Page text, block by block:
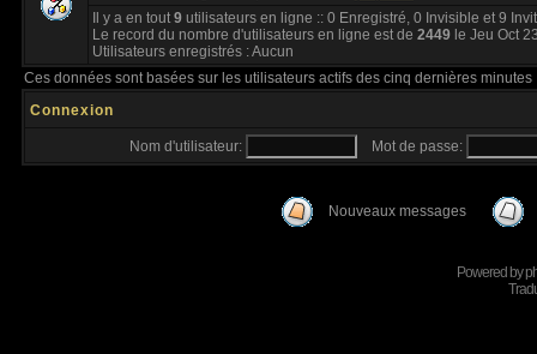
Il y a en tout9 utilisateurs en ligne :: 0 Enregistré, 0 Invisible et 9
Le record du nombre d'utilisateurs en ligne est de 2449 le Jeu Oct
Utilisateurs enregistrés : Aucun
Ces données sont basées sur les utilisateurs actifs des cinq dernières minutes
Connexion
Nom d'utilisateur: Mot de passe:
Nouveaux messages
Powered by